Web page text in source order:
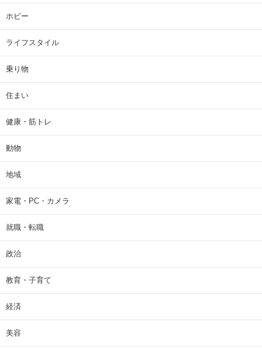
ホビー
ライフスタイル
乗り物
住まい
健康・筋トレ
動物
地域
家電・PC・カメラ
就職・転職
政治
教育・子育て
経済
美容